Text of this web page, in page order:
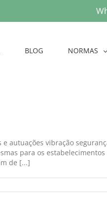
BLOG NORMAS
autuações vibração
para os
de [...]